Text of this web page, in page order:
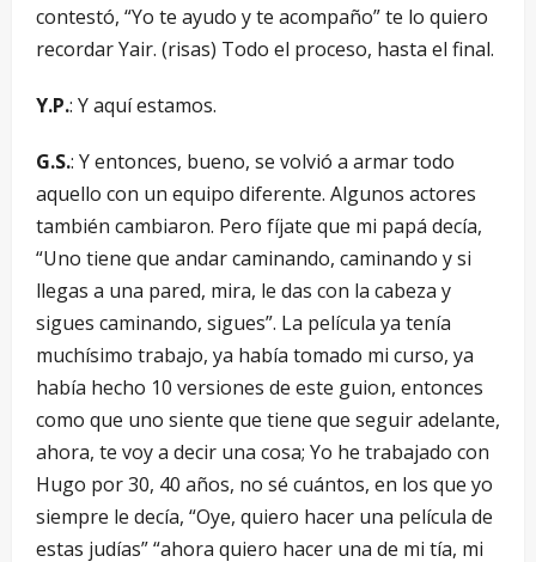
contestó, “Yo te ayudo y te acompaño” te lo quiero
recordar Yair. (risas) Todo el proceso, hasta el final.
Y.P.: Y aquí estamos.
G.S.: Y entonces, bueno, se volvió a armar todo
aquello con un equipo diferente. Algunos actores
también cambiaron. Pero fíjate que mi papá decía,
“Uno tiene que andar caminando, caminando y si
llegas a una pared, mira, le das con la cabeza y
sigues caminando, sigues”. La película ya tenía
muchísimo trabajo, ya había tomado mi curso, ya
había hecho 10 versiones de este guion, entonces
como que uno siente que tiene que seguir adelante,
ahora, te voy a decir una cosa; Yo he trabajado con
Hugo por 30, 40 años, no sé cuántos, en los que yo
siempre le decía, “Oye, quiero hacer una película de
estas judías” “ahora quiero hacer una de mi tía, mi